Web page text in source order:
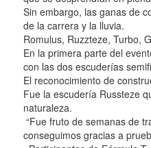
Sin embargo, las ganas de
de la carrera y la lluvia.
Romulus, Ruzzteze, Turbo,
En la primera parte del
con las dos escuderías
El reconocimiento de
Fue la escudería Russteze
naturaleza.
“Fue fruto de semanas de
conseguimos gracias a